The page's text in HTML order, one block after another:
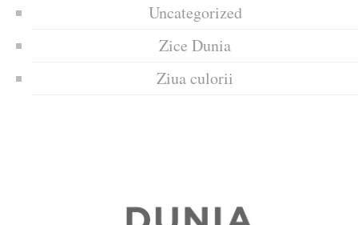
Uncategorized
Zice Dunia
Ziua culorii